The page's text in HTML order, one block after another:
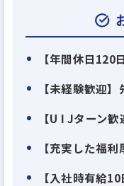
スを増設。さらに
と共に成長したい
よ！
【年間休日
【未経験歓迎
【U I Jターン
【充実した福
【入社時有給10